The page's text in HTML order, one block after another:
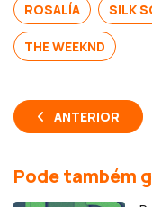
ROSALÍA SILK
THE WEEKND
ANTERIOR
Pode também